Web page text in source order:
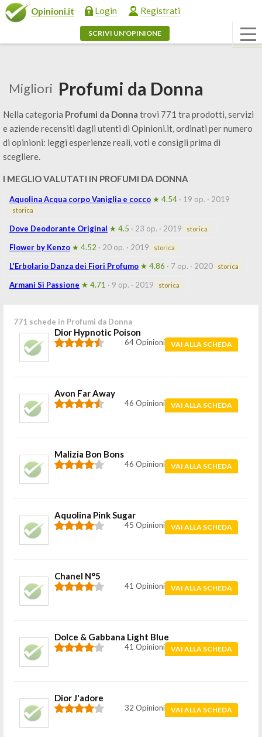
Opinioni.it Login Registrati
SCRIVI UN'OPINIONE
Migliori Profumi da Donna
Nella categoria Profumi da Donna trovi 771 tra prodotti, servizi
e aziende recensiti dagli utenti di Opinioni.it, ordinati per numero
di opinioni: leggi esperienze reali, voti e consigli prima di
scegliere.
I MEGLIO VALUTATI IN PROFUMI DA DONNA
Aquolina Acqua corpo Vaniglia e cocco ★ 4.54 · 19 op. · 2019
storica
Dove Deodorante Original ★ 4.5 · 23 op. · 2019 storica
Flower by Kenzo ★ 4.52 · 20 op. · 2019 storica
L'Erbolario Danza dei Fiori Profumo ★ 4.86 · 7 op. · 2020 storica
Armani Sì Passione ★ 4.71 · 9 op. · 2019 storica
771 schede in Profumi da Donna
Dior Hypnotic Poison
64 Opinioni VAI ALLA SCHEDA
Avon Far Away
46 Opinioni VAI ALLA SCHEDA
Malizia Bon Bons
46 Opinioni VAI ALLA SCHEDA
Aquolina Pink Sugar
45 Opinioni VAI ALLA SCHEDA
Chanel N°5
41 Opinioni VAI ALLA SCHEDA
Dolce & Gabbana Light Blue
41 Opinioni VAI ALLA SCHEDA
Dior J'adore
32 Opinioni VAI ALLA SCHEDA